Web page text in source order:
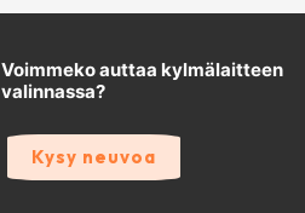
Voimmeko auttaa kylmälaitteen
valinnassa?
Kysy neuvoa